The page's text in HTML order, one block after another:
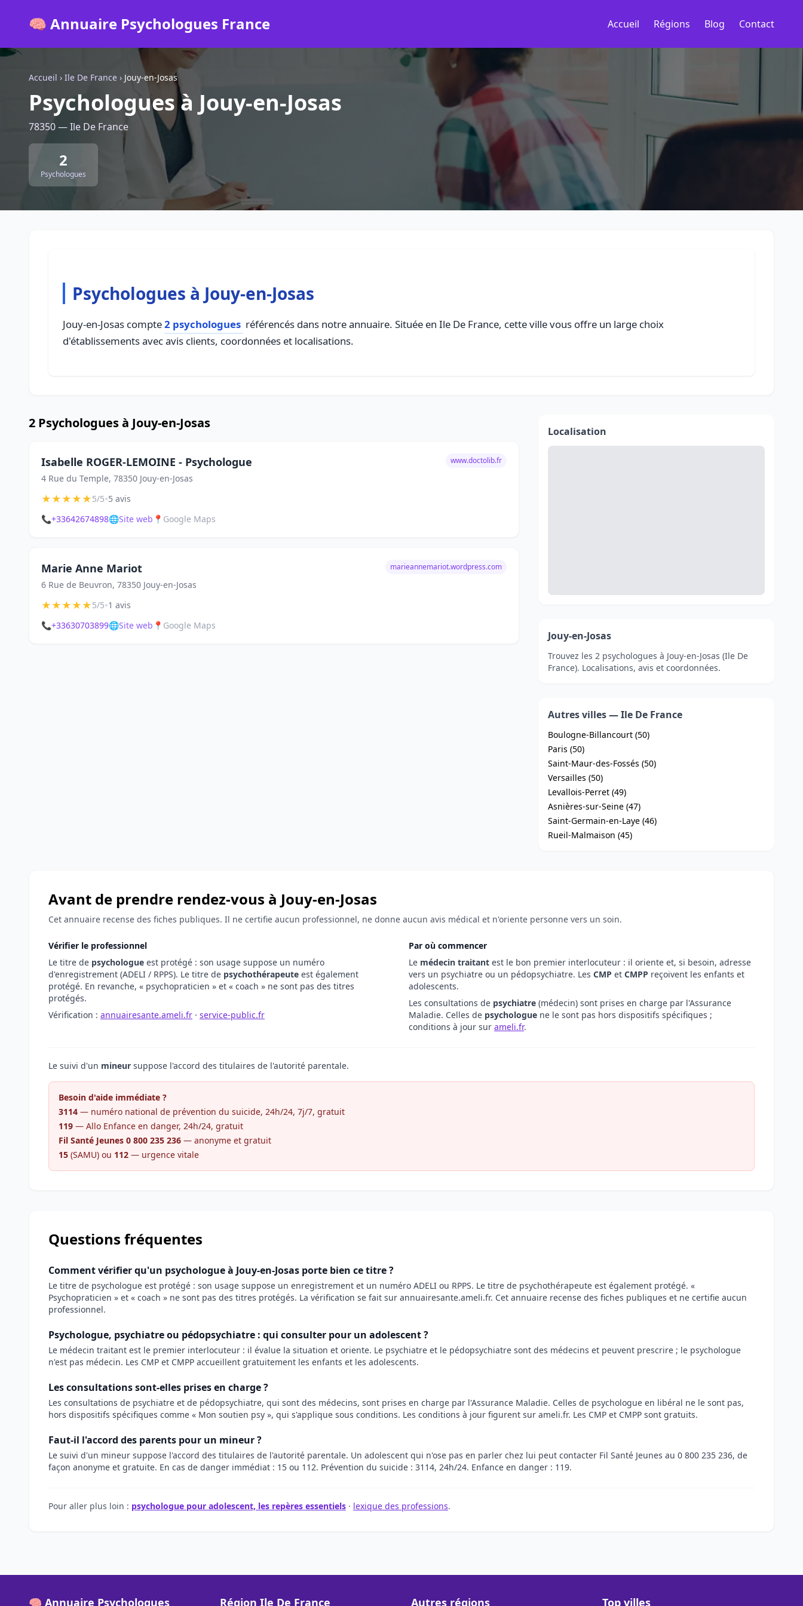
🧠 Annuaire Psychologues France Accueil Régions Blog Contact
Accueil › Ile De France › Jouy-en-Josas
Psychologues à Jouy-en-Josas
78350 — Ile De France
2
Psychologues
Psychologues à Jouy-en-Josas
Jouy-en-Josas compte2 psychologues référencés dans notre annuaire. Située en Ile De France, cette ville vous offre un large choix
d'établissements avec avis clients, coordonnées et localisations.
2 Psychologues à Jouy-en-Josas
Isabelle ROGER-LEMOINE - Psychologue
4 Rue du Temple, 78350 Jouy-en-Josas
www.doctolib.fr
★★★★★5/5•5 avis
📞+33642674898🌐Site web 📍 Google Maps
Marie Anne Mariot
6 Rue de Beuvron, 78350 Jouy-en-Josas
marieannemariot.wordpress.com
★★★★★5/5•1 avis
📞+33630703899🌐Site web 📍 Google Maps
Localisation
Jouy-en-Josas
Trouvez les 2 psychologues à Jouy-en-Josas (Ile De
France). Localisations, avis et coordonnées.
Autres villes — Ile De France
Boulogne-Billancourt (50)
Paris (50)
Saint-Maur-des-Fossés (50)
Versailles (50)
Levallois-Perret (49)
Asnières-sur-Seine (47)
Saint-Germain-en-Laye (46)
Rueil-Malmaison (45)
Avant de prendre rendez-vous à Jouy-en-Josas
Cet annuaire recense des fiches publiques. Il ne certifie aucun professionnel, ne donne aucun avis médical et n'oriente personne vers un soin.
Vérifier le professionnel
Le titre de psychologue est protégé : son usage suppose un numéro
d'enregistrement (ADELI / RPPS). Le titre de psychothérapeute est également
protégé. En revanche, « psychopraticien » et « coach » ne sont pas des titres
protégés.
Vérification : annuairesante.ameli.fr · service-public.fr
Par où commencer
Le médecin traitant est le bon premier interlocuteur : il oriente et, si besoin, adresse
vers un psychiatre ou un pédopsychiatre. Les CMP et CMPP reçoivent les enfants et
adolescents.
Les consultations de psychiatre (médecin) sont prises en charge par l'Assurance
Maladie. Celles de psychologue ne le sont pas hors dispositifs spécifiques ;
conditions à jour sur ameli.fr.
Le suivi d'un mineur suppose l'accord des titulaires de l'autorité parentale.
Besoin d'aide immédiate ?
3114 — numéro national de prévention du suicide, 24h/24, 7j/7, gratuit
119 — Allo Enfance en danger, 24h/24, gratuit
Fil Santé Jeunes 0 800 235 236 — anonyme et gratuit
15 (SAMU) ou 112 — urgence vitale
Questions fréquentes
Comment vérifier qu'un psychologue à Jouy-en-Josas porte bien ce titre ?
Le titre de psychologue est protégé : son usage suppose un enregistrement et un numéro ADELI ou RPPS. Le titre de psychothérapeute est également protégé. «
Psychopraticien » et « coach » ne sont pas des titres protégés. La vérification se fait sur annuairesante.ameli.fr. Cet annuaire recense des fiches publiques et ne certifie aucun
professionnel.
Psychologue, psychiatre ou pédopsychiatre : qui consulter pour un adolescent ?
Le médecin traitant est le premier interlocuteur : il évalue la situation et oriente. Le psychiatre et le pédopsychiatre sont des médecins et peuvent prescrire ; le psychologue
n'est pas médecin. Les CMP et CMPP accueillent gratuitement les enfants et les adolescents.
Les consultations sont-elles prises en charge ?
Les consultations de psychiatre et de pédopsychiatre, qui sont des médecins, sont prises en charge par l'Assurance Maladie. Celles de psychologue en libéral ne le sont pas,
hors dispositifs spécifiques comme « Mon soutien psy », qui s'applique sous conditions. Les conditions à jour figurent sur ameli.fr. Les CMP et CMPP sont gratuits.
Faut-il l'accord des parents pour un mineur ?
Le suivi d'un mineur suppose l'accord des titulaires de l'autorité parentale. Un adolescent qui n'ose pas en parler chez lui peut contacter Fil Santé Jeunes au 0 800 235 236, de
façon anonyme et gratuite. En cas de danger immédiat : 15 ou 112. Prévention du suicide : 3114, 24h/24. Enfance en danger : 119.
Pour aller plus loin : psychologue pour adolescent, les repères essentiels · lexique des professions.
🧠 Annuaire Psychologues Région Ile De France Autres régions Top villes